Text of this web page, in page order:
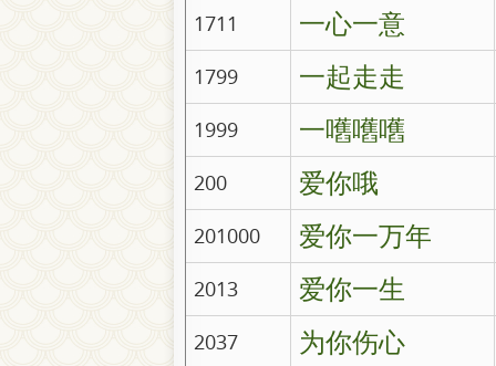
1711 一心一意
1799 一起走走
1999 一嚿嚿嚿
200 爱你哦
201000 爱你一万年
2013 爱你一生
2037 为你伤心